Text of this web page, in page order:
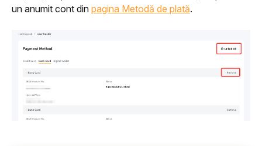
un anumit cont din pagina Metodă de plată.